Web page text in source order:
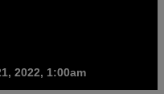
2022, 1:00am